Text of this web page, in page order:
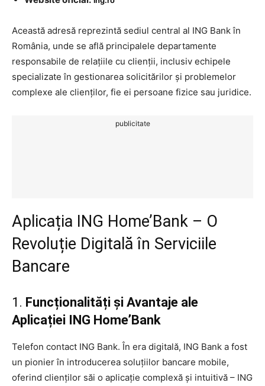
Această adresă reprezintă sediul central al ING Bank în
România, unde se află principalele departamente
responsabile de relațiile cu clienții, inclusiv echipele
specializate în gestionarea solicitărilor și problemelor
complexe ale clienților, fie ei persoane fizice sau juridice.
publicitate
Aplicația ING Home’Bank – O
Revoluție Digitală în Serviciile
Bancare
1. Funcționalități și Avantaje ale
Aplicației ING Home’Bank
Telefon contact ING Bank. În era digitală, ING Bank a fost
un pionier în introducerea soluțiilor bancare mobile,
oferind clienților săi o aplicație complexă și intuitivă – ING